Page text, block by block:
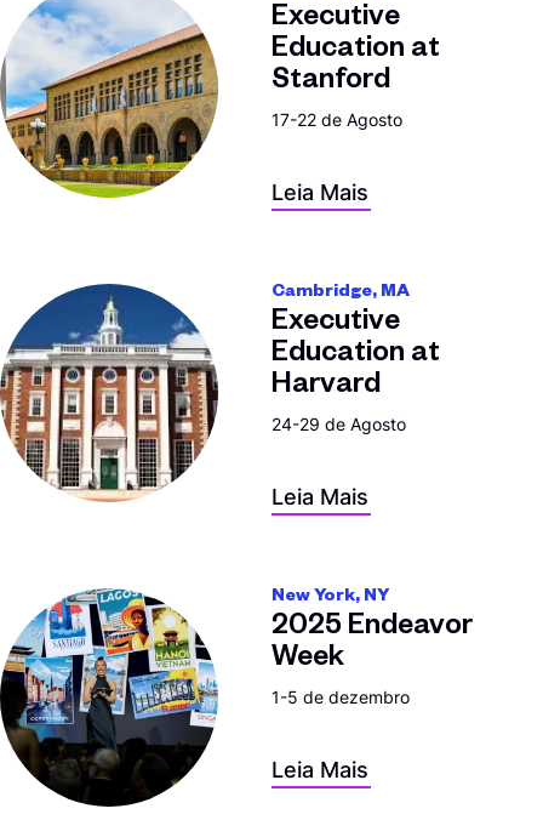
Executive
Education at
Stanford
17-22 de Agosto
Leia Mais
Cambridge, MA
Executive
Education at
Harvard
24-29 de Agosto
Leia Mais
New York, NY
2025 Endeavor
Week
1-5 de dezembro
Leia Mais